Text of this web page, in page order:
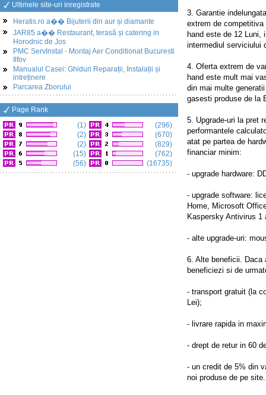
Ultimele site-uri inregistrate
Heratis.ro a�� Bijuterii din aur și diamante
JAR85 a�� Restaurant, terasă și catering in
Horodnic de Jos
PMC ServInstal - Montaj Aer Conditionat Bucuresti
Ilfov
Manualul Casei: Ghiduri Reparații, Instalații și
intreținere
Parcarea Zborului
Page Rank
(1)
(2)
(2)
(15)
(56)
(296)
(670)
(829)
(762)
(16735)
3. Garantie
extrem de competitiva
hand este de 12 Luni,
intermediul serviciului
4. Oferta extrem de
hand este mult mai
din mai multe
gasesti produse de la
5. Upgrade-uri la pret
performantele
atat pe partea de
financiar minim:
- upgrade hardware:
- upgrade software:
Home, Microsoft
Kaspersky Antivirus 1
- alte upgrade-uri:
6. Alte beneficii. Daca
beneficiezi si de
- transport gratuit (la
Lei);
- livrare rapida in
- drept de retur in 60
- un credit de 5% din
noi produse de pe site.